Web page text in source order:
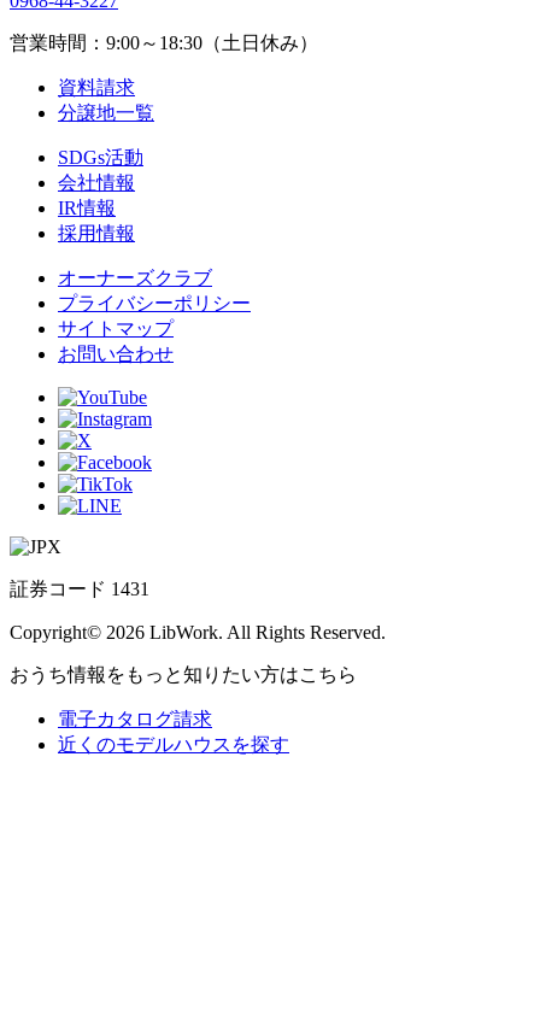
営業時間：9:00～18:30（土日休み）
資料請求
分譲地一覧
SDGs活動
会社情報
IR情報
採用情報
オーナーズクラブ
プライバシーポリシー
サイトマップ
お問い合わせ
証券コード 1431
Copyright© 2026 LibWork. All Rights Reserved.
おうち情報をもっと知りたい方はこちら
電子カタログ請求
近くのモデルハウスを探す